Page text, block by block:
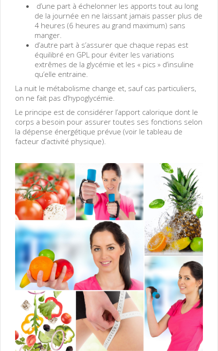
d’une part à échelonner les apports tout au long
de la journée en ne laissant jamais passer plus de
4 heures (6 heures au grand maximum) sans
manger.
d’autre part à s’assurer que chaque repas est
équilibré en GPL pour éviter les variations
extrêmes de la glycémie et les « pics » d’insuline
qu’elle entraine.
La nuit le métabolisme change et, sauf cas particuliers,
on ne fait pas d’hypoglycémie.
Le principe est de considérer l’apport calorique dont le
corps a besoin pour assurer toutes ses fonctions selon
la dépense énergétique prévue (voir le tableau de
facteur d’activité physique).